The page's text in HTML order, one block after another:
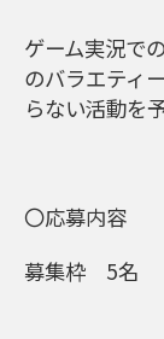
ゲーム実況で
のバラエティ
らない活動を
〇応募内容
募集枠 5名